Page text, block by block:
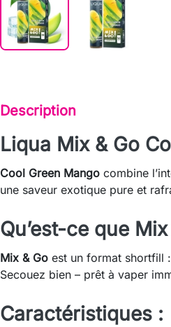
Description
Liqua Mix & Go
Cool Green Mango combine
une saveur exotique pure et
Qu’est-ce que
Mix & Go est un format shortfill
Secouez bien – prêt à vaper
Caractéristiques :